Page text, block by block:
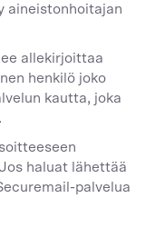
aineistonhoitajan
allekirjoittaa
henkilö joko
kautta, joka
haluat lähettää
palvelua